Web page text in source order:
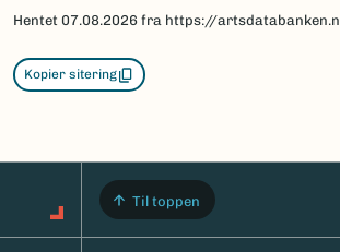
Hentet 07.08.2026 fra https://artsdatabanken.no/arter/
Kopier sitering
Til toppen